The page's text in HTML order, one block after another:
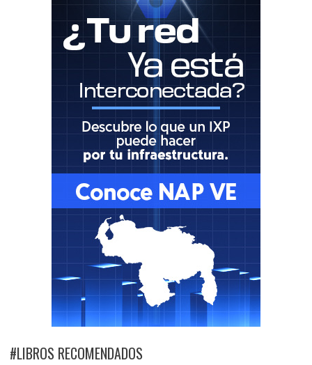
#LIBROS RECOMENDADOS